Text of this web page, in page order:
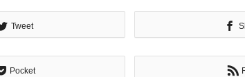
Tweet
Pocket